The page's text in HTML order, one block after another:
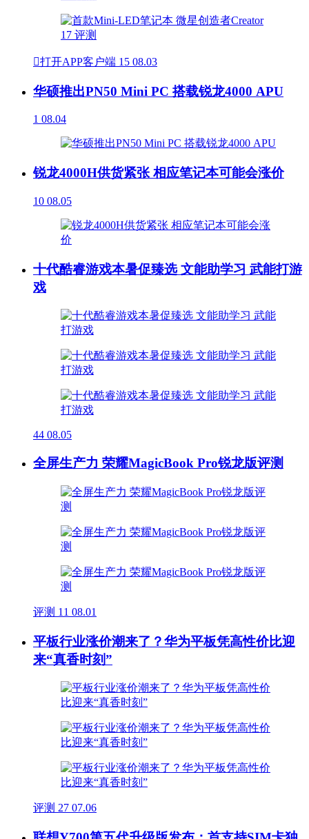
打开APP客户端 15 08.03
华硕推出PN50 Mini PC 搭载锐龙4000 APU
1 08.04
锐龙4000H供货紧张 相应笔记本可能会涨价
10 08.05
十代酷睿游戏本暑促臻选 文能助学习 武能打游
戏
44 08.05
全屏生产力 荣耀MagicBook Pro锐龙版评测
评测 11 08.01
平板行业涨价潮来了？华为平板凭高性价比迎
来“真香时刻”
评测 27 07.06